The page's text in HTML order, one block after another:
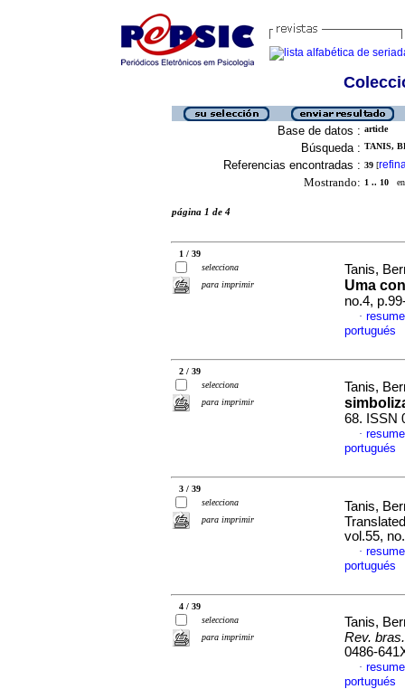
Base de datos : article
Búsqueda : TANIS,
Referencias encontradas : 39 [
Mostrando: 1 .. 10 en
página 1 de 4
1 / 39
selecciona
para imprimir
Tanis,
Uma
no.4,
·
portugués
2 / 39
selecciona
para imprimir
Tanis,
68. ISSN
·
portugués
3 / 39
selecciona
para imprimir
Tanis,
vol.55,
·
portugués
4 / 39
selecciona
para imprimir
Tanis,
Rev.
0486-
·
portugués